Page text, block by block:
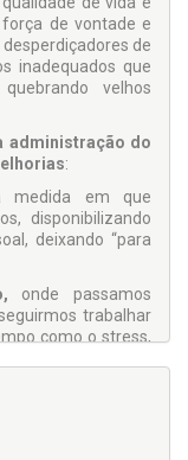
de vontade e
de
inadequados que
velhos
administração do
:
medida em que
disponibilizando
deixando “para
onde passamos
trabalhar
como o stress,
na vida pessoal,